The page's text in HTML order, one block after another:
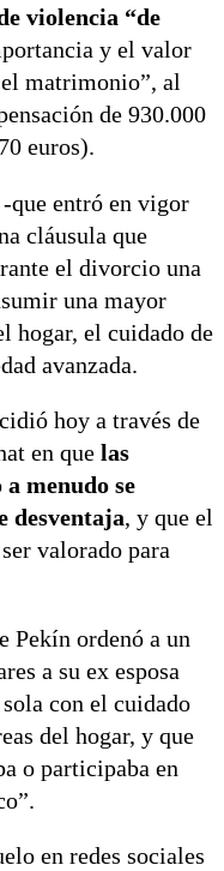
violencia “de
y el valor
matrimonio”, al
de 930.000
euros).
que entró en vigor
cláusula que
el divorcio una
una mayor
hogar, el cuidado de
avanzada.
hoy a través de
en que las
menudo se
desventaja, y que el
valorado para
Pekín ordenó a un
a su ex esposa
con el cuidado
del hogar, y que
o participaba en
en redes sociales